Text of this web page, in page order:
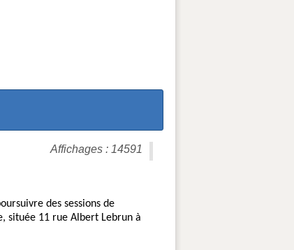
Affichages : 14591
des sessions de
située 11 rue Albert Lebrun à